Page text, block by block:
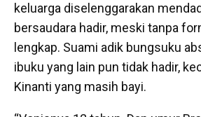
keluarga diselenggarakan
bersaudara hadir, meski tanpa
lengkap. Suami adik bungsuku
ibuku yang lain pun tidak hadir,
Kinanti yang masih bayi.